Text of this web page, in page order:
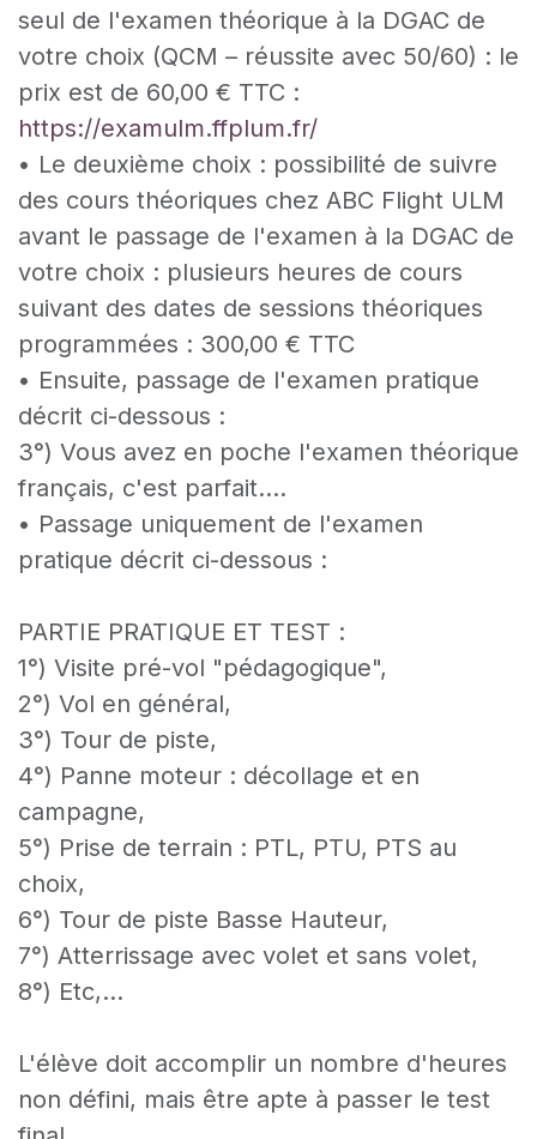
seul de l'examen théorique à la DGAC de
votre choix (QCM – réussite avec 50/60) : le
prix est de 60,00 € TTC :
https://examulm.ffplum.fr/
• Le deuxième choix : possibilité de suivre
des cours théoriques chez ABC Flight ULM
avant le passage de l'examen à la DGAC de
votre choix : plusieurs heures de cours
suivant des dates de sessions théoriques
programmées : 300,00 € TTC
• Ensuite, passage de l'examen pratique
décrit ci-dessous :
3°) Vous avez en poche l'examen théorique
français, c'est parfait....
• Passage uniquement de l'examen
pratique décrit ci-dessous :
PARTIE PRATIQUE ET TEST :
1°) Visite pré-vol "pédagogique",
2°) Vol en général,
3°) Tour de piste,
4°) Panne moteur : décollage et en
campagne,
5°) Prise de terrain : PTL, PTU, PTS au
choix,
6°) Tour de piste Basse Hauteur,
7°) Atterrissage avec volet et sans volet,
8°) Etc,...
L'élève doit accomplir un nombre d'heures
non défini, mais être apte à passer le test